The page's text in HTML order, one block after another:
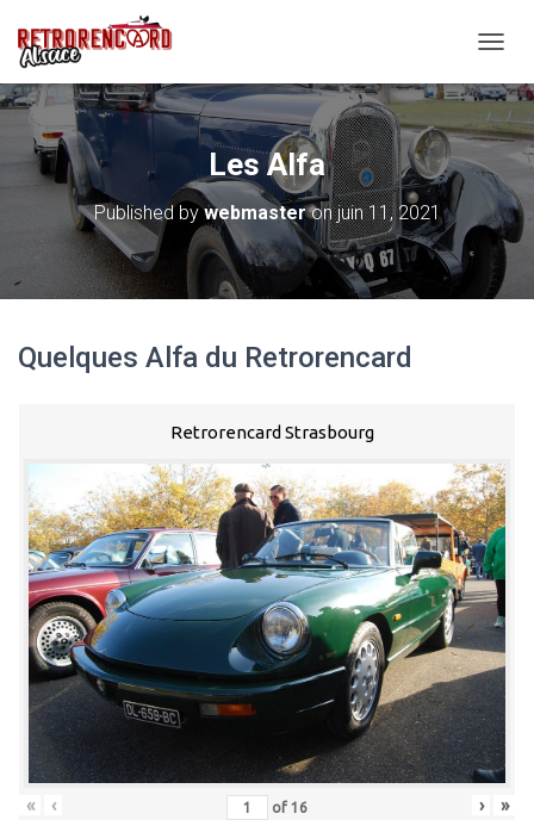
U
V
R
R
F
M
I
G
A
T
I
O
N
Les Alfa
Published bywebmasteronjuin 11, 2021
Quelques Alfa du Retrorencard
Retrorencard Strasbourg
« ‹ of 16 › »